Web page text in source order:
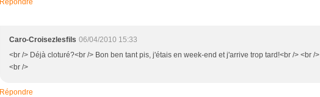
Répondre
Caro-Croisezlesfils 06/04/2010 15:33
<br /> Déjà cloturé?<br /> Bon ben tant pis, j'étais en week-end et j'arrive trop tard!<br /> <br />
<br />
Répondre